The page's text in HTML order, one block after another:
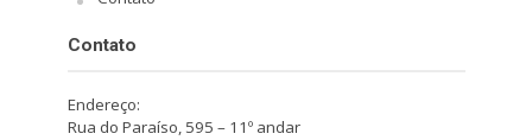
Contato
Endereço:
Rua do Paraíso, 595 – 11º andar